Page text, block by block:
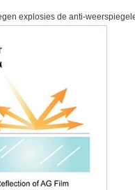
explosies de anti-